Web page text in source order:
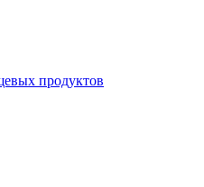
продуктов